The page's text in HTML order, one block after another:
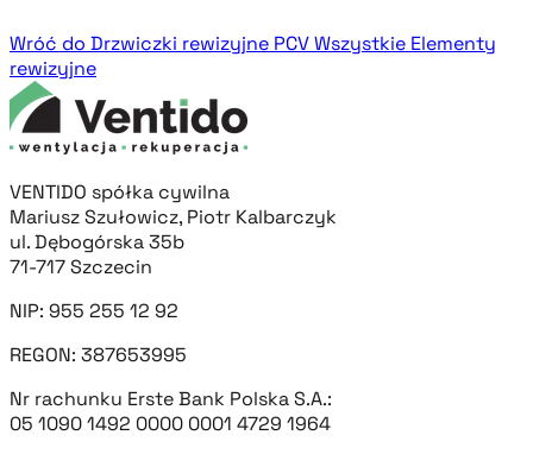
Wróć do Drzwiczki rewizyjne PCVWszystkie Elementy
rewizyjne
VENTIDO spółka cywilna
Mariusz Szułowicz, Piotr Kalbarczyk
ul. Dębogórska 35b
71-717 Szczecin
NIP: 955 255 12 92
REGON: 387653995
Nr rachunku Erste Bank Polska S.A.:
05 1090 1492 0000 0001 4729 1964